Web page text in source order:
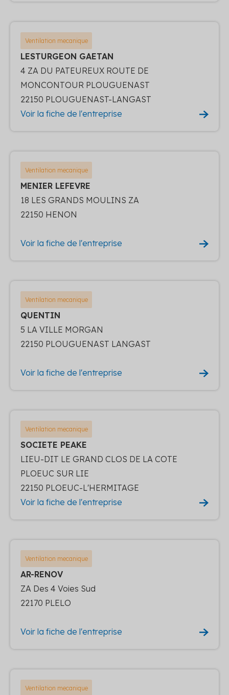
Ventilation mecanique
LESTURGEON GAETAN
4 ZA DU PATEUREUX ROUTE DE
MONCONTOUR PLOUGUENAST
22150 PLOUGUENAST-LANGAST
Voir la fiche de l'entreprise
Ventilation mecanique
MENIER LEFEVRE
18 LES GRANDS MOULINS ZA
22150 HENON
Voir la fiche de l'entreprise
Ventilation mecanique
QUENTIN
5 LA VILLE MORGAN
22150 PLOUGUENAST LANGAST
Voir la fiche de l'entreprise
Ventilation mecanique
SOCIETE PEAKE
LIEU-DIT LE GRAND CLOS DE LA COTE
PLOEUC SUR LIE
22150 PLOEUC-L'HERMITAGE
Voir la fiche de l'entreprise
Ventilation mecanique
AR-RENOV
ZA Des 4 Voies Sud
22170 PLELO
Voir la fiche de l'entreprise
Ventilation mecanique